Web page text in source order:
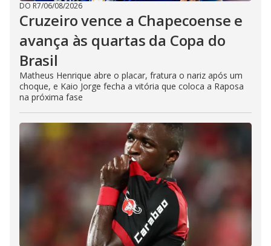
DO R7/06/08/2026
Cruzeiro vence a Chapecoense e
avança às quartas da Copa do
Brasil
Matheus Henrique abre o placar, fratura o nariz após um
choque, e Kaio Jorge fecha a vitória que coloca a Raposa
na próxima fase